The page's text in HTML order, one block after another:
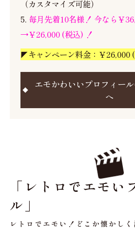
（カスタマイズ可能）
5. 毎月先着10名様！ 今なら￥
→￥26,000 (税込) ！
◤キャンペーン料金：￥26,000
エモかわいいプロフィー
へ
「レトロでエモい
ル」
レトロでエモい！どこか懐かし